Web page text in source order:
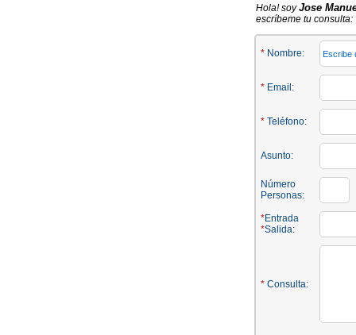
Hola! soyJose
escríbeme tu consulta:
* Nombre:
* Email:
* Teléfono:
Asunto:
Número
Personas:
*Entrada
*Salida:
* Consulta: